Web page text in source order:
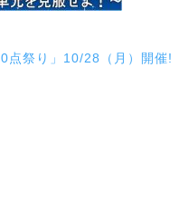
点祭り」10/28（月）開催!